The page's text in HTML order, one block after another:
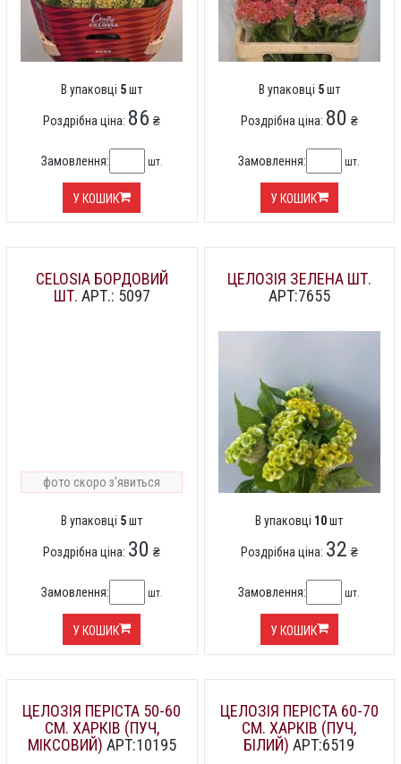
В упаковці 5шт
Роздрібна ціна: 86 ₴
Замовлення: шт.
У КОШИК
В упаковці 5шт
Роздрібна ціна: 80 ₴
Замовлення: шт.
У КОШИК
CELOSIA БОРДОВИЙ
ШТ. АРТ.: 5097
фото скоро з'явиться
В упаковці 5шт
Роздрібна ціна: 30 ₴
Замовлення: шт.
У КОШИК
ЦЕЛОЗІЯ ЗЕЛЕНА ШТ.
АРТ:7655
В упаковці 10шт
Роздрібна ціна: 32 ₴
Замовлення: шт.
У КОШИК
ЦЕЛОЗІЯ ПЕРІСТА 50-60
СМ. ХАРКІВ (ПУЧ,
МІКСОВИЙ) АРТ:10195
ЦЕЛОЗІЯ ПЕРІСТА 60-70
СМ. ХАРКІВ (ПУЧ,
БІЛИЙ) АРТ:6519